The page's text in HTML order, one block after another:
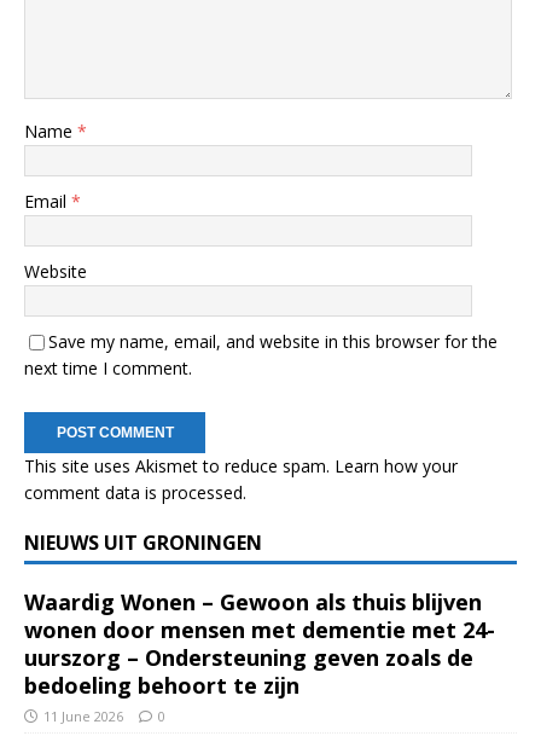
Name *
Email *
Website
Save my name, email, and website in this browser for the
next time I comment.
This site uses Akismet to reduce spam. Learn how your
comment data is processed.
NIEUWS UIT GRONINGEN
Waardig Wonen – Gewoon als thuis blijven
wonen door mensen met dementie met 24-
uurszorg – Ondersteuning geven zoals de
bedoeling behoort te zijn
11 June 2026 0